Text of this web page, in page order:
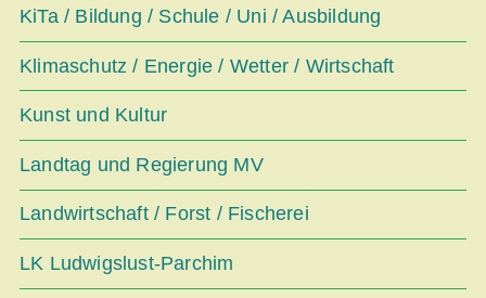
KiTa / Bildung / Schule / Uni / Ausbildung
Klimaschutz / Energie / Wetter / Wirtschaft
Kunst und Kultur
Landtag und Regierung MV
Landwirtschaft / Forst / Fischerei
LK Ludwigslust-Parchim